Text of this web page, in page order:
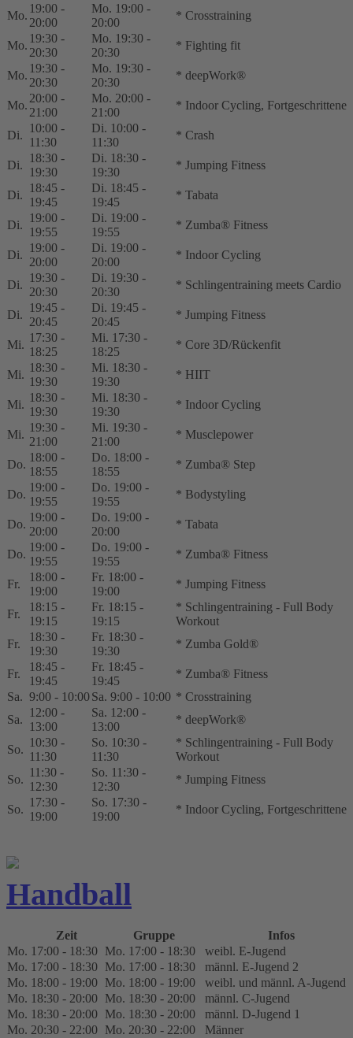
Mo.
19:00 -
20:00
Mo. 19:00 -
20:00
* Crosstraining
Mo.
19:30 -
20:30
Mo. 19:30 -
20:30
* Fighting fit
Mo.
19:30 -
20:30
Mo. 19:30 -
20:30
* deepWork®
Mo.
20:00 -
21:00
Mo. 20:00 -
21:00
* Indoor Cycling, Fortgeschrittene
Di.
10:00 -
11:30
Di. 10:00 -
11:30
* Crash
Di.
18:30 -
19:30
Di. 18:30 -
19:30
* Jumping Fitness
Di.
18:45 -
19:45
Di. 18:45 -
19:45
* Tabata
Di.
19:00 -
19:55
Di. 19:00 -
19:55
* Zumba® Fitness
Di.
19:00 -
20:00
Di. 19:00 -
20:00
* Indoor Cycling
Di.
19:30 -
20:30
Di. 19:30 -
20:30
* Schlingentraining meets Cardio
Di.
19:45 -
20:45
Di. 19:45 -
20:45
* Jumping Fitness
Mi.
17:30 -
18:25
Mi. 17:30 -
18:25
* Core 3D/Rückenfit
Mi.
18:30 -
19:30
Mi. 18:30 -
19:30
* HIIT
Mi.
18:30 -
19:30
Mi. 18:30 -
19:30
* Indoor Cycling
Mi.
19:30 -
21:00
Mi. 19:30 -
21:00
* Musclepower
Do.
18:00 -
18:55
Do. 18:00 -
18:55
* Zumba® Step
Do.
19:00 -
19:55
Do. 19:00 -
19:55
* Bodystyling
Do.
19:00 -
20:00
Do. 19:00 -
20:00
* Tabata
Do.
19:00 -
19:55
Do. 19:00 -
19:55
* Zumba® Fitness
Fr.
18:00 -
19:00
Fr. 18:00 -
19:00
* Jumping Fitness
Fr.
18:15 -
19:15
Fr. 18:15 -
19:15
* Schlingentraining - Full Body
Workout
Fr.
18:30 -
19:30
Fr. 18:30 -
19:30
* Zumba Gold®
Fr.
18:45 -
19:45
Fr. 18:45 -
19:45
* Zumba® Fitness
Sa. 9:00 - 10:00Sa. 9:00 - 10:00 * Crosstraining
Sa.
12:00 -
13:00
Sa. 12:00 -
13:00
* deepWork®
So.
10:30 -
11:30
So. 10:30 -
11:30
* Schlingentraining - Full Body
Workout
So.
11:30 -
12:30
So. 11:30 -
12:30
* Jumping Fitness
So.
17:30 -
19:00
So. 17:30 -
19:00
* Indoor Cycling, Fortgeschrittene
Handball
Zeit Gruppe
Infos
Mo. 17:00 - 18:30 Mo. 17:00 - 18:30
weibl. E-Jugend
Mo. 17:00 - 18:30 Mo. 17:00 - 18:30
männl. E-Jugend 2
Mo. 18:00 - 19:00 Mo. 18:00 - 19:00
weibl. und männl. A-Jugend
Mo. 18:30 - 20:00 Mo. 18:30 - 20:00
männl. C-Jugend
Mo. 18:30 - 20:00 Mo. 18:30 - 20:00
männl. D-Jugend 1
Mo. 20:30 - 22:00 Mo. 20:30 - 22:00
Männer